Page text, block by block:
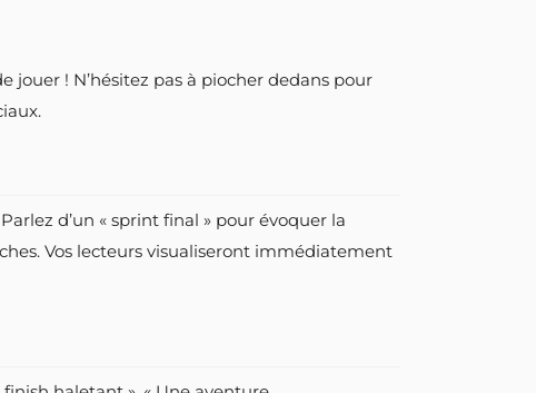
jouer ! N’hésitez pas à piocher dedans pour
d’un « sprint final » pour évoquer la
Vos lecteurs visualiseront immédiatement